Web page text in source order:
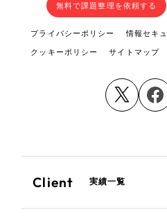
無料で課題整理を依頼する
プライバシーポリシー 情報セキ
クッキーポリシー サイトマップ
Client 実績一覧